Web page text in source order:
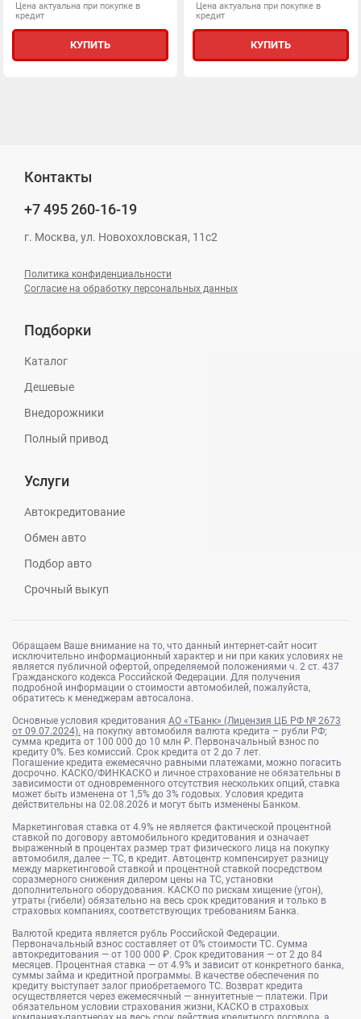
Цена актуальна при покупке в
кредит
КУПИТЬ
Цена актуальна при покупке в
кредит
КУПИТЬ
Контакты
+7 495260-16-19
г. Москва, ул. Новохохловская, 11с2
Политика конфиденциальности
Согласие на обработку персональных данных
Подборки
Каталог
Дешевые
Внедорожники
Полный привод
Услуги
Автокредитование
Обмен авто
Подбор авто
Срочный выкуп
Обращаем Ваше внимание на то, что данный интернет-сайт носит
исключительно информационный характер и ни при каких условиях не
является публичной офертой, определяемой положениями ч. 2 ст. 437
Гражданского кодекса Российской Федерации. Для получения
подробной информации о стоимости автомобилей, пожалуйста,
обратитесь к менеджерам автосалона.
Основные условия кредитования АО «ТБанк» (Лицензия ЦБ РФ № 2673
от 09.07.2024). на покупку автомобиля валюта кредита – рубли РФ;
сумма кредита от 100 000 до 10 млн ₽. Первоначальный взнос по
кредиту 0%. Без комиссий. Срок кредита от 2 до 7 лет.
Погашение кредита ежемесячно равными платежами, можно погасить
досрочно. КАСКО/ФИНКАСКО и личное страхование не обязательны в
зависимости от одновременного отсутствия нескольких опций, ставка
может быть изменена от 1,5% до 3% годовых. Условия кредита
действительны на 02.08.2026 и могут быть изменены Банком.
Маркетинговая ставка от 4.9% не является фактической процентной
ставкой по договору автомобильного кредитования и означает
выраженный в процентах размер трат физического лица на покупку
автомобиля, далее — ТС, в кредит. Автоцентр компенсирует разницу
между маркетинговой ставкой и процентной ставкой посредством
соразмерного снижения дилером цены на ТС, установки
дополнительного оборудования. КАСКО по рискам хищение (угон),
утраты (гибели) обязательно на весь срок кредитования и только в
страховых компаниях, соответствующих требованиям Банка.
Валютой кредита является рубль Российской Федерации.
Первоначальный взнос составляет от 0% стоимости ТС. Сумма
автокредитования — от 100 000 ₽. Срок кредитования — от 2 до 84
месяцев. Процентная ставка — от 4.9% и зависит от конкретного банка,
суммы займа и кредитной программы. В качестве обеспечения по
кредиту выступает залог приобретаемого ТС. Возврат кредита
осуществляется через ежемесячный — аннуитетные — платежи. При
обязательном условии страхования жизни, КАСКО в страховых